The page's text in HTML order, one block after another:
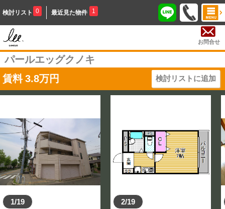
検討リスト 0 最近見た物件 1
お問合せ
パールエッグクノキ
賃料 3.8万円 検討リストに追加
1/19 2/19